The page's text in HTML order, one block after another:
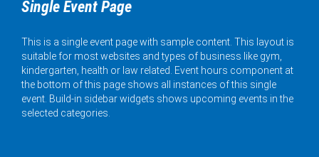
Single Event Page
This is a single event page with sample content. This layout is
suitable for most websites and types of business like gym,
kindergarten, health or law related. Event hours component at
the bottom of this page shows all instances of this single
event. Build-in sidebar widgets shows upcoming events in the
selected categories.